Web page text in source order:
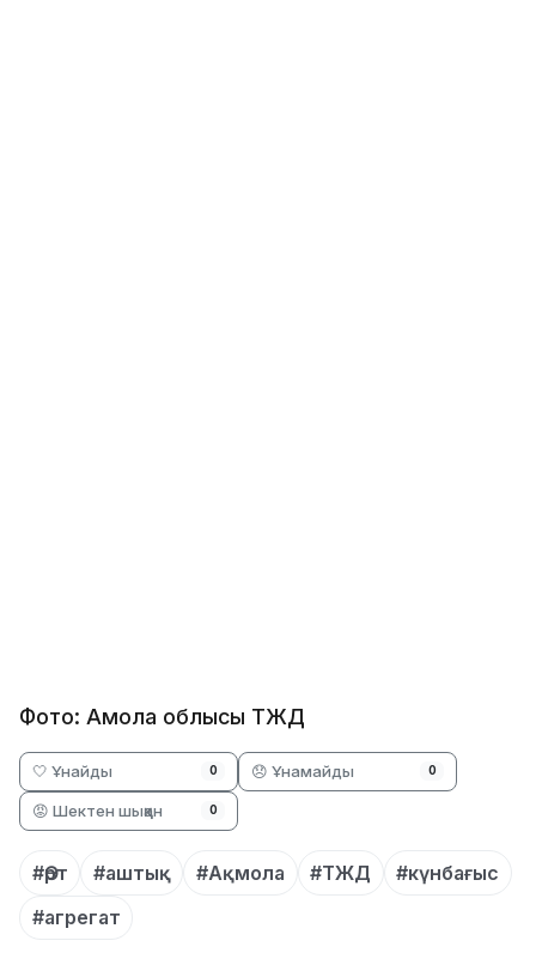
Фото: Ақмола облысы ТЖД
🤍 Ұнайды 0 😞 Ұнамайды 0
😡 Шектен шыққан 0
#Өрт #аштық #Ақмола #ТЖД
#күнбағыс
#агрегат